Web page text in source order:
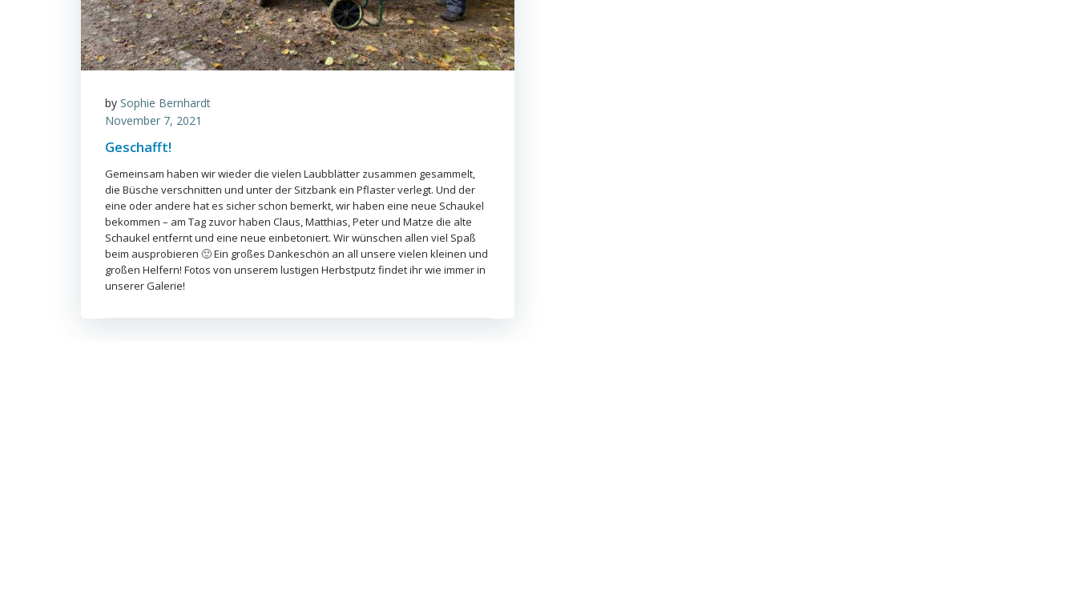
by Sophie Bernhardt
November 7, 2021
Geschafft!
Gemeinsam haben wir wieder die vielen Laubblätter zusammen gesammelt,
die Büsche verschnitten und unter der Sitzbank ein Pflaster verlegt. Und der
eine oder andere hat es sicher schon bemerkt, wir haben eine neue Schaukel
bekommen – am Tag zuvor haben Claus, Matthias, Peter und Matze die alte
Schaukel entfernt und eine neue einbetoniert. Wir wünschen allen viel Spaß
beim ausprobieren 🙂 Ein großes Dankeschön an all unsere vielen kleinen und
großen Helfern! Fotos von unserem lustigen Herbstputz findet ihr wie immer in
unserer Galerie!